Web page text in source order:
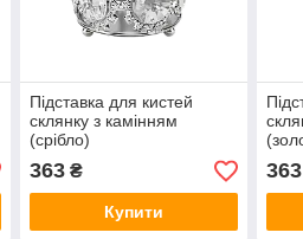
Підставка для кистей
склянку з камінням
(срібло)
363₴
Купити
363